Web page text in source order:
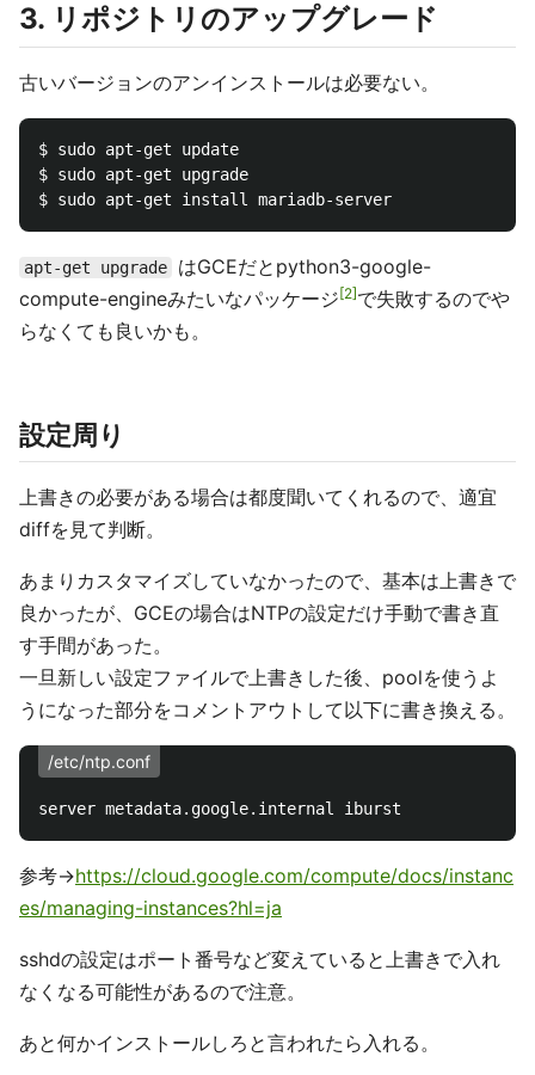
3. リポジトリのアップグレード
古いバージョンのアンインストールは必要ない。
$ sudo apt-get update
$ sudo apt-get upgrade
apt-get upgrade
はGCEだとpython3-google-
compute-engineみたいなパッケージ 2 で失敗するのでや
らなくても良いかも。
設定周り
上書きの必要がある場合は都度聞いてくれるので、適宜
diffを見て判断。
あまりカスタマイズしていなかったので、基本は上書きで
良かったが、GCEの場合はNTPの設定だけ手動で書き直
す手間があった。
一旦新しい設定ファイルで上書きした後、poolを使うよ
うになった部分をコメントアウトして以下に書き換える。
/etc/ntp.conf
参考→https://cloud.google.com/compute/docs/instanc
es/managing-instances?hl=ja
sshdの設定はポート番号など変えていると上書きで入れ
なくなる可能性があるので注意。
あと何かインストールしろと言われたら入れる。